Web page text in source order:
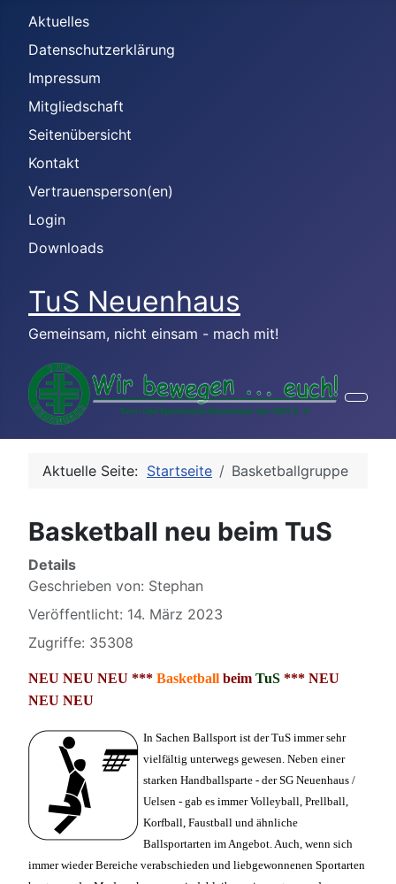
Aktuelles
Datenschutzerklärung
Impressum
Mitgliedschaft
Seitenübersicht
Kontakt
Vertrauensperson(en)
Login
Downloads
TuS Neuenhaus
Gemeinsam, nicht einsam - mach mit!
Aktuelle Seite: Startseite Basketballgruppe
Basketball neu beim TuS
Details
Geschrieben von: Stephan
Veröffentlicht: 14. März 2023
Zugriffe: 35308
NEU NEU NEU *** Basketball beim TuS *** NEU
NEU NEU
In Sachen Ballsport ist der TuS immer sehr
vielfältig unterwegs gewesen. Neben einer
starken Handballsparte - der SG Neuenhaus /
Uelsen - gab es immer Volleyball, Prellball,
Korfball, Faustball und ähnliche
Ballsportarten im Angebot. Auch, wenn sich
immer wieder Bereiche verabschieden und liebgewonnenen Sportarten